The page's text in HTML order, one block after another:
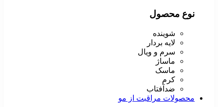
نوع محصول
شوینده
لایه بردار
سرم و ویال
ماساژ
ماسک
کرم
ضدآفتاب
محصولات مراقبت از مو